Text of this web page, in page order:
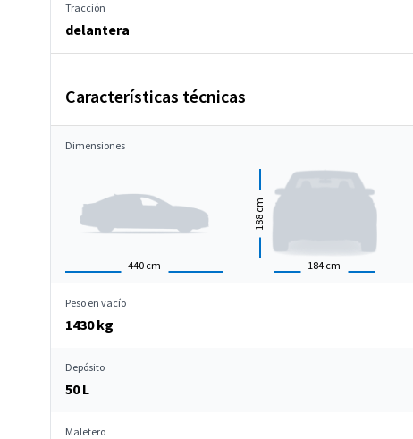
Tracción
delantera
Características técnicas
Dimensiones
440 cm 184 cm
188
cm
Peso en vacío
1430 kg
Depósito
50 L
Maletero